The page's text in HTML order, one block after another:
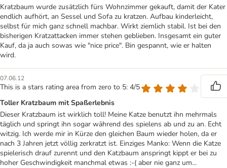
Kratzbaum wurde zusätzlich fürs Wohnzimmer gekauft, damit der Kater
endlich aufhört, an Sessel und Sofa zu kratzen. Aufbau kinderleicht,
selbst für mich ganz schnell machbar. Wirkt ziemlich stabil. Ist bei den
bisherigen Kratzattacken immer stehen geblieben. Insgesamt ein guter
Kauf, da ja auch sowas wie "nice price". Bin gespannt, wie er halten
wird.
07.06.12
This is a stars rating area from zero to 5: 4/5
Toller Kratzbaum mit Spaßerlebnis
Dieser Kratzbaum ist wirklich toll! Meine Katze benutzt ihn mehrmals
täglich und springt ihn sogar während des spielens ab und zu an. Echt
witzig. Ich werde mir in Kürze den gleichen Baum wieder holen, da er
nach 3 Jahren jetzt völlig zerkratzt ist. Einziges Manko: Wenn die Katze
spielerisch drauf zurennt und den Katzbaum anspringt kippt er bei zu
hoher Geschwindigkeit manchmal etwas :-( aber nie ganz um...